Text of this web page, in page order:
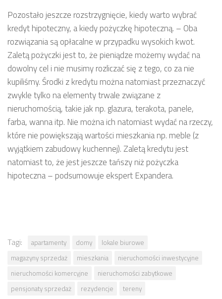
Pozostało jeszcze rozstrzygnięcie, kiedy warto wybrać
kredyt hipoteczny, a kiedy pożyczkę hipoteczną. – Oba
rozwiązania są opłacalne w przypadku wysokich kwot.
Zaletą pożyczki jest to, że pieniądze możemy wydać na
dowolny cel i nie musimy rozliczać się z tego, co za nie
kupiliśmy. Środki z kredytu można natomiast przeznaczyć
zwykle tylko na elementy trwale związane z
nieruchomością, takie jak np. glazura, terakota, panele,
farba, wanna itp. Nie można ich natomiast wydać na rzeczy,
które nie powiększają wartości mieszkania np. meble (z
wyjątkiem zabudowy kuchennej). Zaletą kredytu jest
natomiast to, że jest jeszcze tańszy niż pożyczka
hipoteczna – podsumowuje ekspert Expandera.
Tagi: apartamenty domy
lokale biurowe
magazyny sprzedaż
mieszkania
nieruchomości inwestycyjne
nieruchomości komercyjne
nieruchomości zabytkowe
pensjonaty sprzedaż
rezydencje tereny